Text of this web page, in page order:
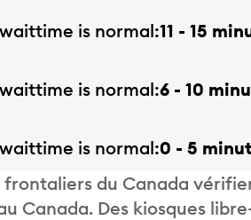
is normal 11 - 15
is normal 6 - 10
is normal 0 - 5
frontaliers du Canada
Canada. Des kiosques